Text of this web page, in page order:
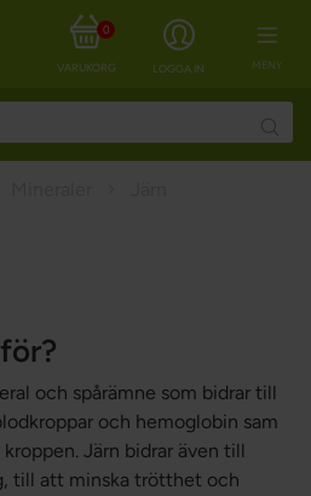
MENY
LOGGA IN
VARUKORG
0
och spårämne som bidrar till
och hemoglobin sam
Järn bidrar även till
till att minska trötthet och